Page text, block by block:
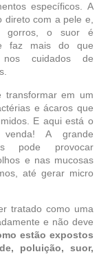
específicos. A
com a pele e,
gorros, o suor é
faz mais do que
nos cuidados de
transformar em um
e ácaros que
E aqui está o
A grande
pode provocar
e nas mucosas
até gerar micro
tratado como uma
e não deve
estão expostos
poluição, suor,